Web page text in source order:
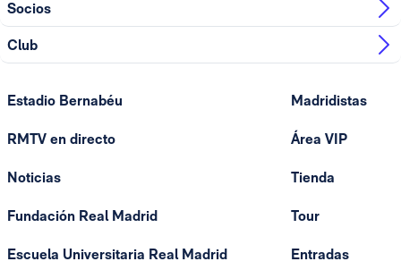
Socios
Club
Estadio Bernabéu
RMTV en directo
Noticias
Fundación Real Madrid
Escuela Universitaria Real Madrid
Madridistas
Área VIP
Tienda
Tour
Entradas